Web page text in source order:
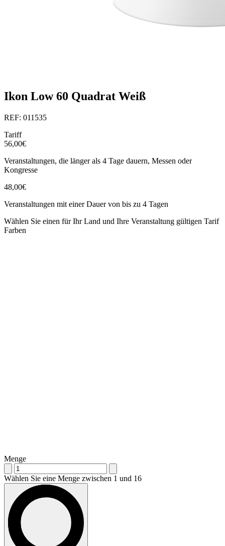
Ikon Low 60 Quadrat Weiß
REF: 011535
Tariff
56,00€
Veranstaltungen, die länger als 4 Tage dauern, Messen oder
Kongresse
48,00€
Veranstaltungen mit einer Dauer von bis zu 4 Tagen
Wählen Sie einen für Ihr Land und Ihre Veranstaltung gültigen Tarif
Farben
Menge
Wählen Sie eine Menge zwischen 1 und 16